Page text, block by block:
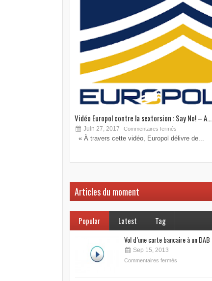
Vidéo Europol contre la sextorsion : Say No! – A...
Juin 27, 2017 Commentaires fermés
« À travers cette vidéo, Europol délivre de...
Articles du moment
Popular Latest Tag
Vol d’une carte bancaire à un DAB
Sep 15, 2013
Commentaires fermés